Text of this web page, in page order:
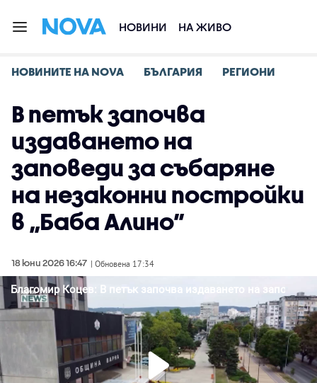
НОВИНИ НА ЖИВО
НОВИНИТЕ НА NOVA БЪЛГАРИЯ РЕГИОНИ
В петък започва
издаването на
заповеди за събаряне
на незаконни постройки
в „Баба Алино”
18 юни 2026 16:47 | Обновена 17:34